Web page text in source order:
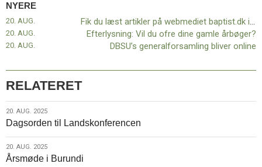
15.0:
Om
BaptistKirken
16.0:
Kontakt
Fik
du
læst
artikler
på
webmediet
baptist.dk
NYERE
Fik du læst artikler på webmediet baptist.dk i sommerferien?
20. AUG.
Efterlysning: Vil du ofre dine gamle årbøger?
20. AUG.
DBSU’s generalforsamling bliver online
20. AUG.
RELATERET
20.
aug.
2025
20. AUG. 2025
Dagsorden til Landskonferencen
20.
aug.
20. AUG. 2025
Årsmøde i Burundi